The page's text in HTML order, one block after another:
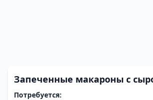
Запеченные макароны с
Потребуется: